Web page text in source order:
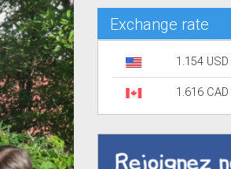
Exchange rate
1.154 USD
1.616 CAD